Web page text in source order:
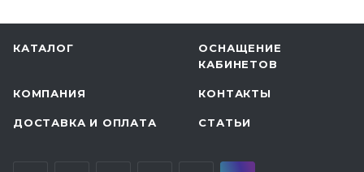
В НАЛИЧИИ
УЗНАТЬ ЦЕНУ
КАТАЛОГ
ОСНАЩЕНИЕ
КАБИНЕТОВ
КОМПАНИЯ КОНТАКТЫ
ДОСТАВКА И ОПЛАТА СТАТЬИ